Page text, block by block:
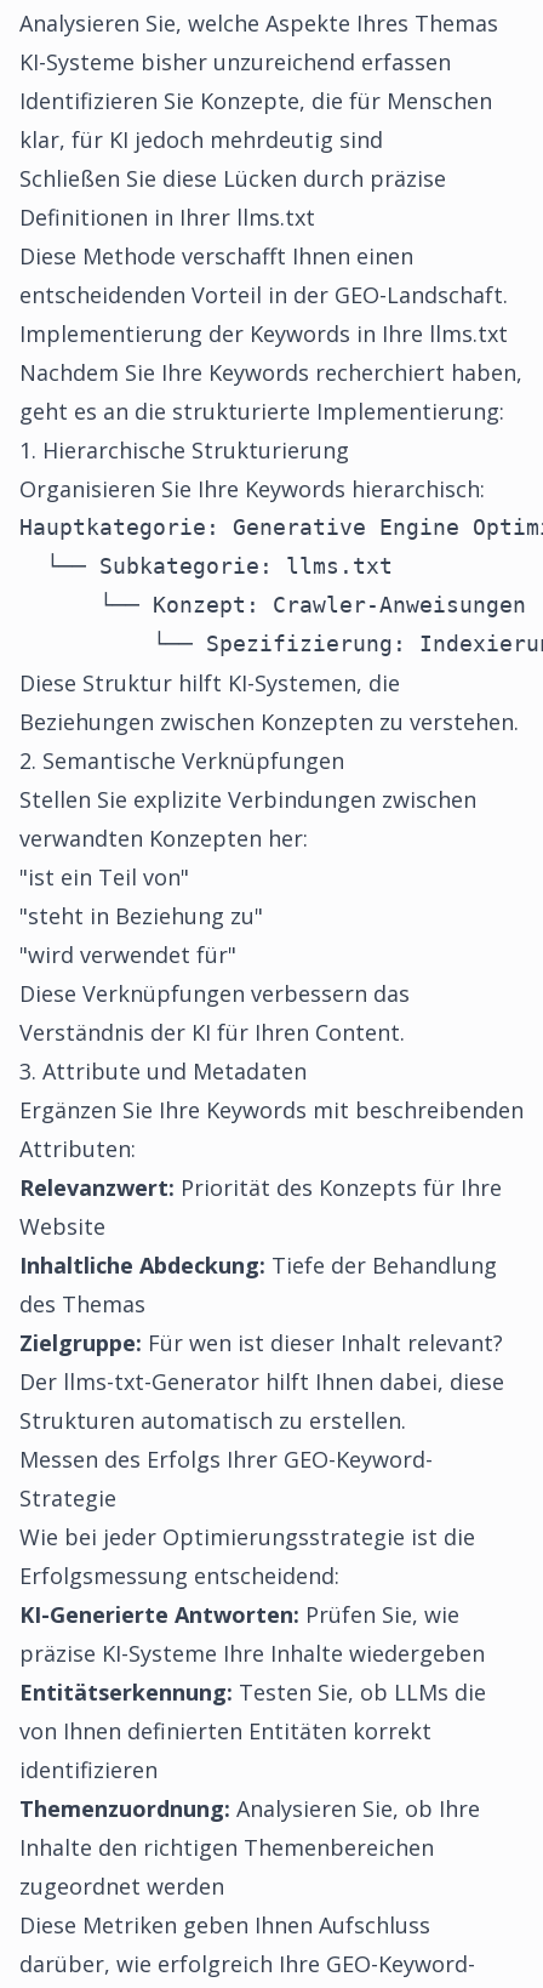
Analysieren Sie, welche Aspekte Ihres Themas
KI-Systeme bisher unzureichend erfassen
Identifizieren Sie Konzepte, die für Menschen
klar, für KI jedoch mehrdeutig sind
Schließen Sie diese Lücken durch präzise
Definitionen in Ihrer llms.txt
Diese Methode verschafft Ihnen einen
entscheidenden Vorteil in der GEO-Landschaft.
Implementierung der Keywords in Ihre llms.txt
Nachdem Sie Ihre Keywords recherchiert haben,
geht es an die strukturierte Implementierung:
1. Hierarchische Strukturierung
Organisieren Sie Ihre Keywords hierarchisch:
Hauptkategorie: Generative Engine
  └── Subkategorie: llms.txt
      └── Konzept: Crawler-Anweisungen
└── Spezifizierung:
Diese Struktur hilft KI-Systemen, die
Beziehungen zwischen Konzepten zu verstehen.
2. Semantische Verknüpfungen
Stellen Sie explizite Verbindungen zwischen
verwandten Konzepten her:
"ist ein Teil von"
"steht in Beziehung zu"
"wird verwendet für"
Diese Verknüpfungen verbessern das
Verständnis der KI für Ihren Content.
3. Attribute und Metadaten
Ergänzen Sie Ihre Keywords mit beschreibenden
Attributen:
Relevanzwert: Priorität des Konzepts für Ihre
Website
Inhaltliche Abdeckung: Tiefe der Behandlung
des Themas
Zielgruppe: Für wen ist dieser Inhalt relevant?
Der llms-txt-Generator hilft Ihnen dabei, diese
Strukturen automatisch zu erstellen.
Messen des Erfolgs Ihrer GEO-Keyword-
Strategie
Wie bei jeder Optimierungsstrategie ist die
Erfolgsmessung entscheidend:
KI-Generierte Antworten: Prüfen Sie, wie
präzise KI-Systeme Ihre Inhalte wiedergeben
Entitätserkennung: Testen Sie, ob LLMs die
von Ihnen definierten Entitäten korrekt
identifizieren
Themenzuordnung: Analysieren Sie, ob Ihre
Inhalte den richtigen Themenbereichen
zugeordnet werden
Diese Metriken geben Ihnen Aufschluss
darüber, wie erfolgreich Ihre GEO-Keyword-